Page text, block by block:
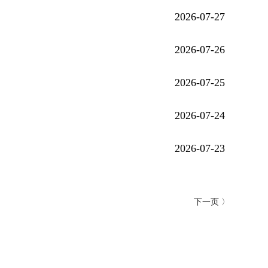
2026-07-27
2026-07-26
2026-07-25
2026-07-24
2026-07-23
下一页 〉